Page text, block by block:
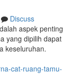
Discuss
aspek penting
yang dipilih dapat
keseluruhan.
cat-ruang-tamu-